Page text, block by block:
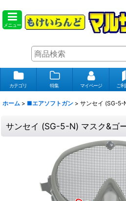
メニュー
カテゴリ 特集 マイページ ご
ホーム > ■エアソフトガン > サンセイ (SG-5-
サンセイ (SG-5-N) マスク&ゴ